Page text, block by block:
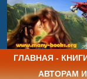
ГЛАВНАЯ - КНИГИ
АВТОРАМ